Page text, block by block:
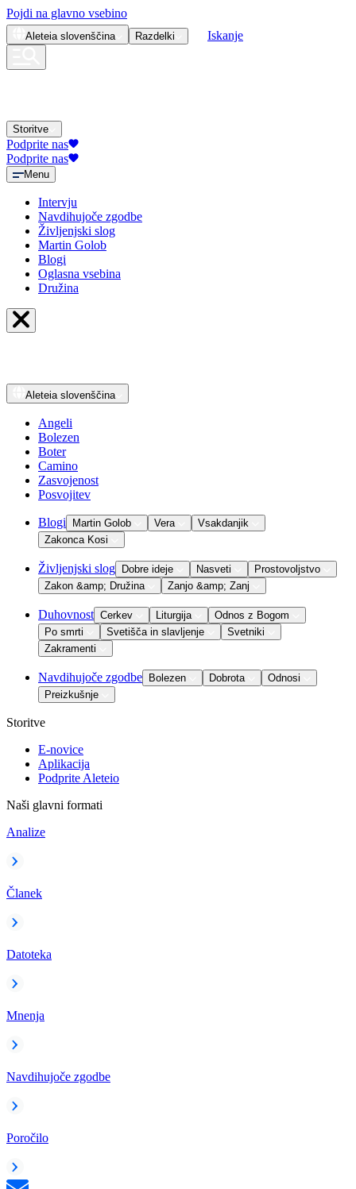
Pojdi na glavno vsebino
Aleteia slovenščina Razdelki Iskanje
Storitve
Podprite nas
Podprite nas
Menu
Intervju
Navdihujoče zgodbe
Življenjski slog
Martin Golob
Blogi
Oglasna vsebina
Družina
Aleteia slovenščina
Angeli
Bolezen
Boter
Camino
Zasvojenost
Posvojitev
Blogi Martin Golob Vera
Vsakdanjik
Zakonca Kosi
Življenjski slog Dobre ideje Nasveti
Prostovoljstvo
Zakon &amp; Družina
Zanjo &amp; Zanj
Duhovnost Cerkev Liturgija
Odnos z Bogom
Po smrti
Svetišča in slavljenje
Svetniki
Zakramenti
Navdihujoče zgodbe Bolezen Dobrota
Odnosi
Preizkušnje
Storitve
E-novice
Aplikacija
Podprite Aleteio
Naši glavni formati
Analize
Članek
Datoteka
Mnenja
Navdihujoče zgodbe
Poročilo